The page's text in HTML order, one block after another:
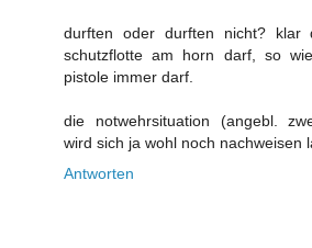
durften oder durften nicht? klar
schutzflotte am horn darf, so
pistole immer darf.
die notwehrsituation (angebl.
wird sich ja wohl noch nachweisen
Antworten